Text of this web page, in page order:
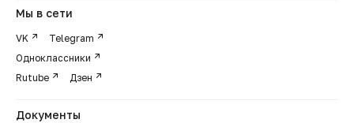
Мы в сети
VK
Telegram
Одноклассники
Rutube
Дзен
Документы